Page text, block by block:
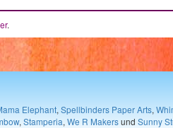
.
Elephant, Spellbinders Paper Arts,
, Stamperia, We R Makersund Sunny